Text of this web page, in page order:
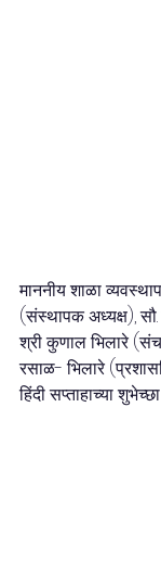
माननीय शाळा
(संस्थापक अध्यक्ष),
श्री कुणाल भिलारे
रसाळ- भिलारे
हिंदी सप्ताहाच्या